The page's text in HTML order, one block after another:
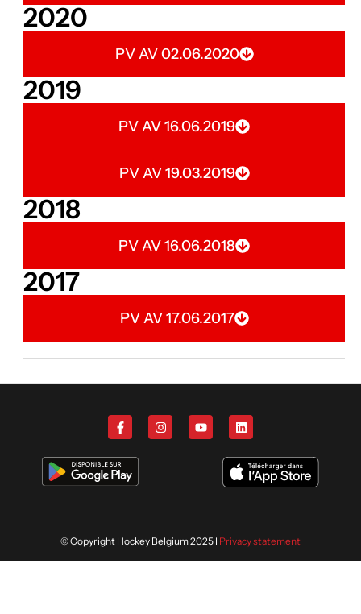
2020
PV AV 02.06.2020
2019
PV AV 16.06.2019
PV AV 19.03.2019
2018
PV AV 16.06.2018
2017
PV AV 17.06.2017
© Copyright Hockey Belgium 2025 I Privacy statement